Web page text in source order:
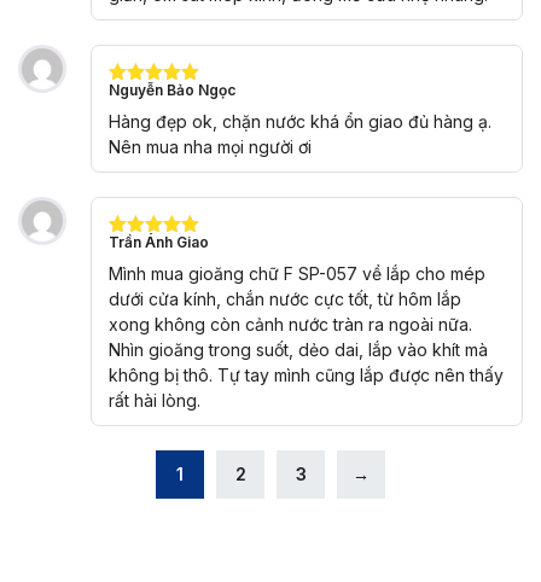
Được xếp
hạng
5
sao
Nguyễn Bảo Ngọc
Hàng đẹp ok, chặn nước khá ổn giao đủ hàng ạ.
Nên mua nha mọi người ơi
Được xếp
hạng
sao
Trần Ánh Giao
Mình mua gioăng chữ F SP-057 về lắp cho mép
dưới cửa kính, chắn nước cực tốt, từ hôm lắp
xong không còn cảnh nước tràn ra ngoài nữa.
Nhìn gioăng trong suốt, dẻo dai, lắp vào khít mà
không bị thô. Tự tay mình cũng lắp được nên thấy
rất hài lòng.
1 2 3 →